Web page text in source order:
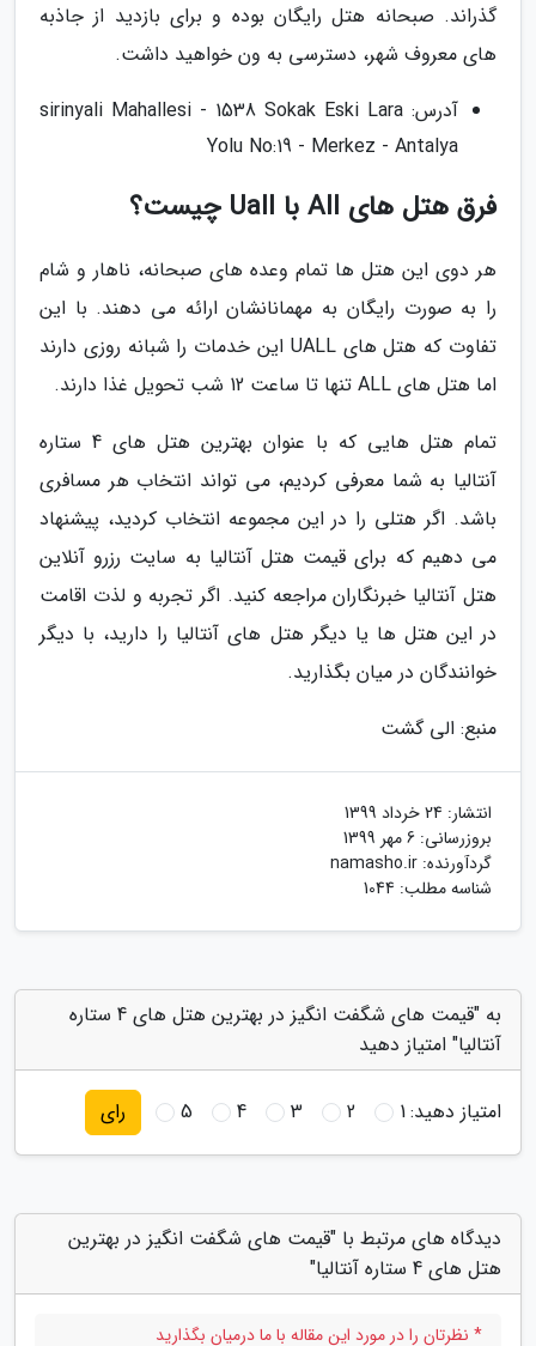
گذراند. صبحانه هتل رایگان بوده و برای بازدید از جاذبه
های معروف شهر، دسترسی به ون خواهید داشت.
آدرس: sirinyali Mahallesi - 1538 Sokak Eski Lara
Yolu No:19 - Merkez - Antalya
فرق هتل های All با Uall چیست؟
هر دوی این هتل ها تمام وعده های صبحانه، ناهار و شام
را به صورت رایگان به مهمانانشان ارائه می دهند. با این
تفاوت که هتل های UALL این خدمات را شبانه روزی دارند
اما هتل های ALL تنها تا ساعت 12 شب تحویل غذا دارند.
تمام هتل هایی که با عنوان بهترین هتل های 4 ستاره
آنتالیا به شما معرفی کردیم، می تواند انتخاب هر مسافری
باشد. اگر هتلی را در این مجموعه انتخاب کردید، پیشنهاد
می دهیم که برای قیمت هتل آنتالیا به سایت رزرو آنلاین
هتل آنتالیا خبرنگاران مراجعه کنید. اگر تجربه و لذت اقامت
در این هتل ها یا دیگر هتل های آنتالیا را دارید، با دیگر
خوانندگان در میان بگذارید.
منبع: الی گشت
انتشار: 24 خرداد 1399
بروزرسانی: 6 مهر 1399
گردآورنده: namasho.ir
شناسه مطلب: 1044
به "قیمت های شگفت انگیز در بهترین هتل های 4 ستاره
آنتالیا" امتیاز دهید
امتیاز دهید:1
2
3
4
5 رای
دیدگاه های مرتبط با "قیمت های شگفت انگیز در بهترین
هتل های 4 ستاره آنتالیا"
* نظرتان را در مورد این مقاله با ما درمیان بگذارید